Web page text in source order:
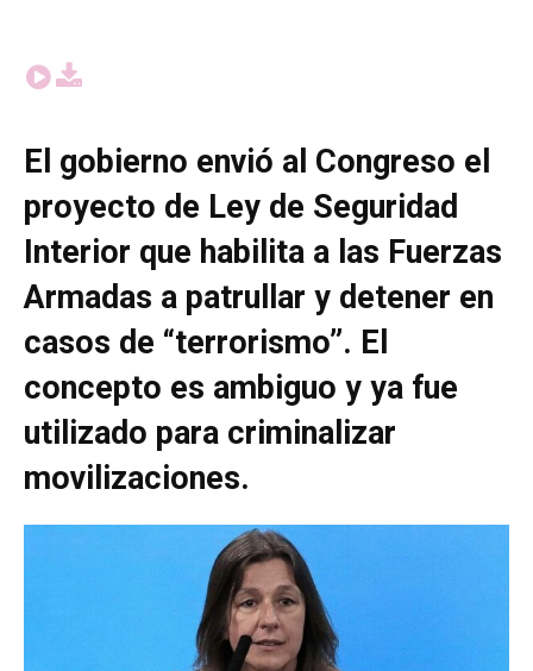
El gobierno envió al Congreso el
proyecto de Ley de Seguridad
Interior que habilita a las Fuerzas
Armadas a patrullar y detener en
casos de “terrorismo”. El
concepto es ambiguo y ya fue
utilizado para criminalizar
movilizaciones.